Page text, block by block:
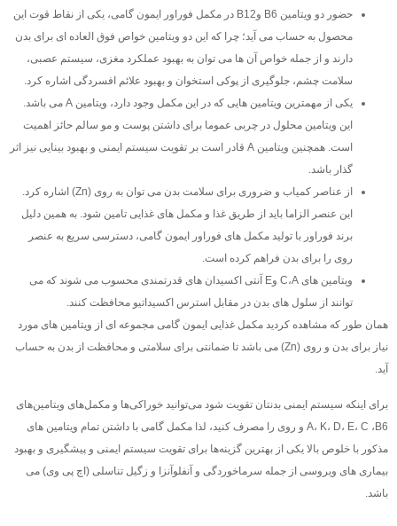
حضور دو ویتامین B6 وB12 در مکمل فوراور ایمون گامی، یکی از نقاط قوت این
محصول به حساب می آید؛ چرا که این دو ویتامین خواص فوق العاده ای برای بدن
دارند و از جمله خواص آن ها می توان به بهبود عملکرد مغزی، سیستم عصبی،
سلامت چشم، جلوگیری از پوکی استخوان و بهبود علائم افسردگی اشاره کرد.
یکی از مهمترین ویتامین هایی که در این مکمل وجود دارد، ویتامین A می باشد.
این ویتامین محلول در چربی عموما برای داشتن پوست و مو سالم حائز اهمیت
است. همچنین ویتامین A قادر است بر تقویت سیستم ایمنی و بهبود بینایی نیز اثر
گذار باشد.
از عناصر کمیاب و ضروری برای سلامت بدن می توان به روی (Zn) اشاره کرد.
این عنصر الزاما باید از طریق غذا و مکمل های غذایی تامین شود. به همین دلیل
برند فوراور با تولید مکمل های فوراور ایمون گامی، دسترسی سریع به عنصر
روی را برای بدن فراهم کرده است.
ویتامین های C،A وE آنتی اکسیدان های قدرتمندی محسوب می شوند که می
توانند از سلول های بدن در مقابل استرس اکسیداتیو محافظت کنند.
همان طور که مشاهده کردید مکمل غذایی ایمون گامی مجموعه ای از ویتامین های مورد
نیاز برای بدن و روی (Zn) می باشد تا ضمانتی برای سلامتی و محافظت از بدن به حساب
آید.
برای اینکه سیستم ایمنی بدنتان تقویت شود می‌توانید خوراکی‌ها و مکمل‌های ویتامین‌های
A، K، D، E، C ،B6 و روی را مصرف کنید، لذا مکمل گامی با داشتن تمام ویتامین های
مذکور با خلوص بالا یکی از بهترین گزینه‌ها برای تقویت سیستم ایمنی و پیشگیری و بهبود
بیماری های ویروسی از جمله سرماخوردگی و آنفلوآنزا و زگیل تناسلی (اچ پی وی) می
باشد.